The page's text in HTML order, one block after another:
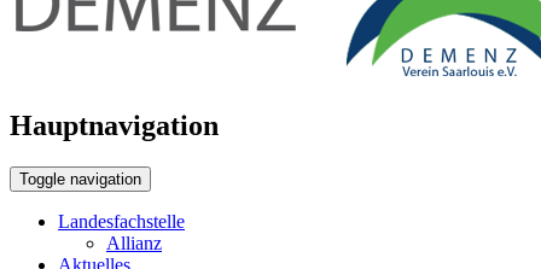
Hauptnavigation
Toggle navigation
Landesfachstelle
Allianz
Aktuelles